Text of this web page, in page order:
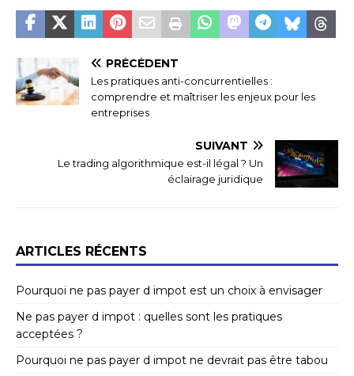
PRÉCÉDENT
Les pratiques anti-concurrentielles :
comprendre et maîtriser les enjeux pour les
entreprises
SUIVANT
Le trading algorithmique est-il légal ? Un
éclairage juridique
ARTICLES RÉCENTS
Pourquoi ne pas payer d impot est un choix à envisager
Ne pas payer d impot : quelles sont les pratiques
acceptées ?
Pourquoi ne pas payer d impot ne devrait pas être tabou